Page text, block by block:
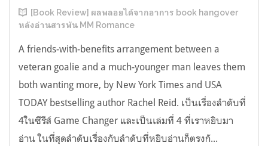
[Book Review] ผลพลอยได้จากอาการ book hangover
หลังอ่านสารพัน MM Romance
A friends-with-benefits arrangement between a
veteran goalie and a much-younger man leaves them
both wanting more, by New York Times and USA
TODAY bestselling author Rachel Reid. เป็นเรื่องลำดับที่
4ในซีรีส์ Game Changer และเป็นเล่มที่ 4 ที่เราหยิบมา
อ่าน ในที่สุดลำดับเรื่องกับลำดับที่หยิบอ่านก็ตรงกั...